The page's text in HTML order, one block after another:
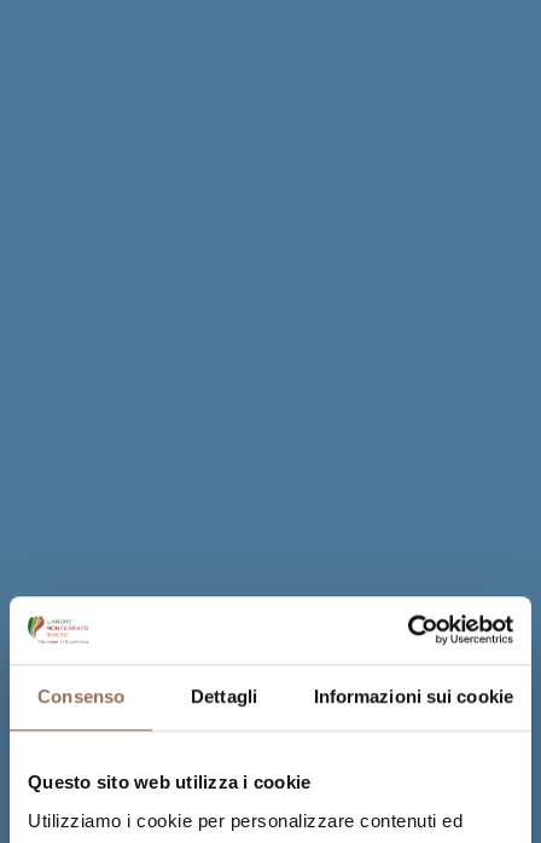
Consenso Dettagli Informazioni sui cookie
Questo sito web utilizza i cookie
Utilizziamo i cookie per personalizzare contenuti ed